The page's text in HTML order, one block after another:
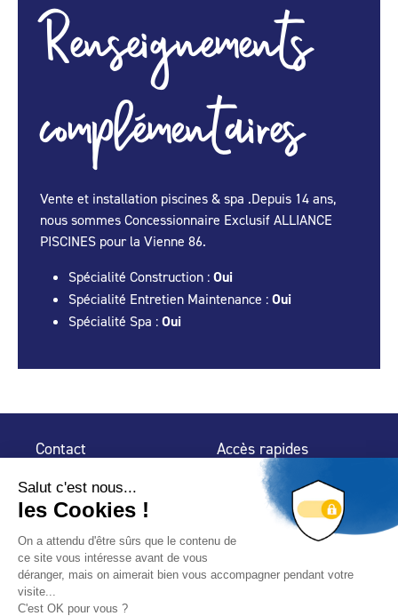
Renseignements
complémentaires
Vente et installation piscines & spa .Depuis 14 ans,
nous sommes Concessionnaire Exclusif ALLIANCE
PISCINES pour la Vienne 86.
Spécialité Construction : Oui
Spécialité Entretien Maintenance : Oui
Spécialité Spa : Oui
Contact
75 009 Paris
Accès rapides
Espace Presse
Trouver un
professionnel
Nous suivre